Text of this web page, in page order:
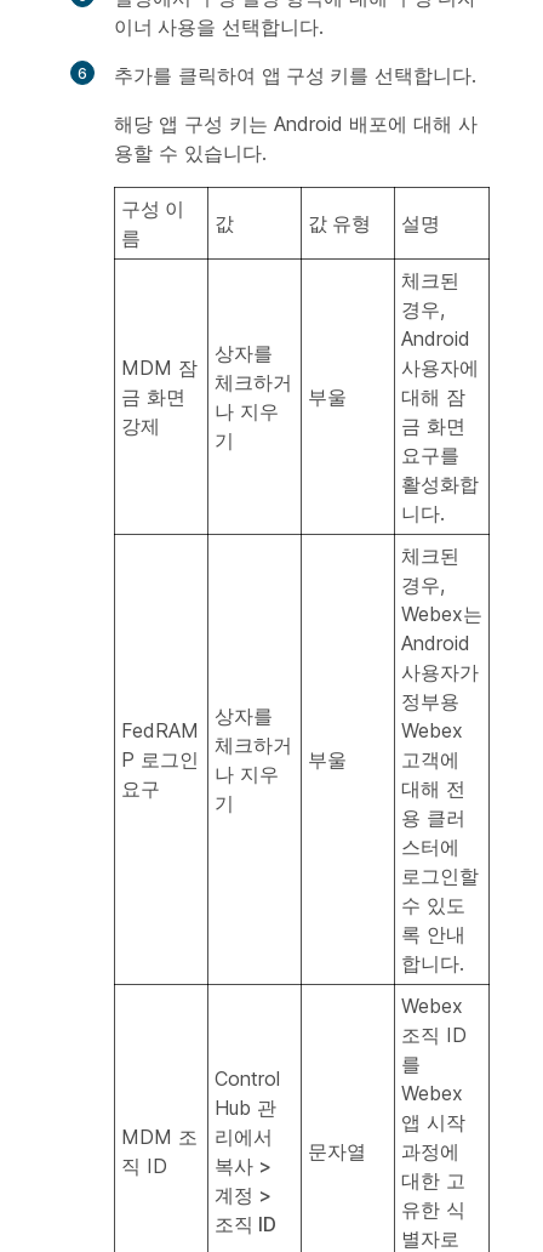
이너 사용을 선택합니다.
추가를 클릭하여 앱 구성 키를 선택합니다.
해당 앱 구성 키는 Android 배포에 대해 사
용할 수 있습니다.
구성 이
름
값 값 유형 설명
MDM 잠
금 화면
강제
상자를
체크하거
나 지우
기
부울
체크된
경우,
Android
사용자에
대해 잠
금 화면
요구를
활성화합
니다.
FedRAM
P 로그인
요구
상자를
체크하거
나 지우
기
부울
체크된
경우,
Webex는
Android
사용자가
정부용
Webex
고객에
대해 전
용 클러
스터에
로그인할
수 있도
록 안내
합니다.
MDM 조
직 ID
Control
Hub 관
리에서
복사 >
계정 >
조직 ID
문자열
Webex
조직 ID
를
Webex
앱 시작
과정에
대한 고
유한 식
별자로